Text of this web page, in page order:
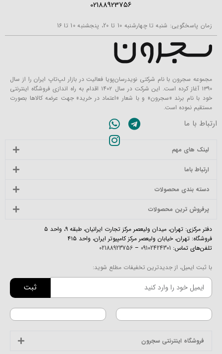
02188923756
زمان پاسخگویی: شنبه تا چهارشنبه 10 تا 20، پنجشنبه 10 تا 16
مجموعه سجرون با نام شرکتی نویدرسان‌پویا فعالیت در بازار لپ‌تاپ ایران را از سال
۱۳۹۰ آغاز کرده است. این شرکت در سال ۱۴۰۲ اقدام به راه اندازی فروشگاه اینترنتی
خود با نام برند «سجرون» و با شعار «اعتماد در خرید» جهت عرضه کالاها بصورت
مستقیم نموده است.
ارتباط با ما
لینک های مهم
ارتباط باما
دسته بندی محصولات
پرفروش ترین محصولات
دفتر مرکزی: تهران، میدان ولیعصر مرکز تجارت ایرانیان، طبقه ۹، واحد ۵
فروشگاه: تهران، خیابان ولیعصر مرکز کامپیوتر ایران، واحد ۴۱۵
تلفن‌های تماس: 09102424301
–
02188923756
با ثبت ایمیل، از جدیدترین تخفیفات مطلع شوید:
ثبت
فروشگاه اینترنتی سجرون